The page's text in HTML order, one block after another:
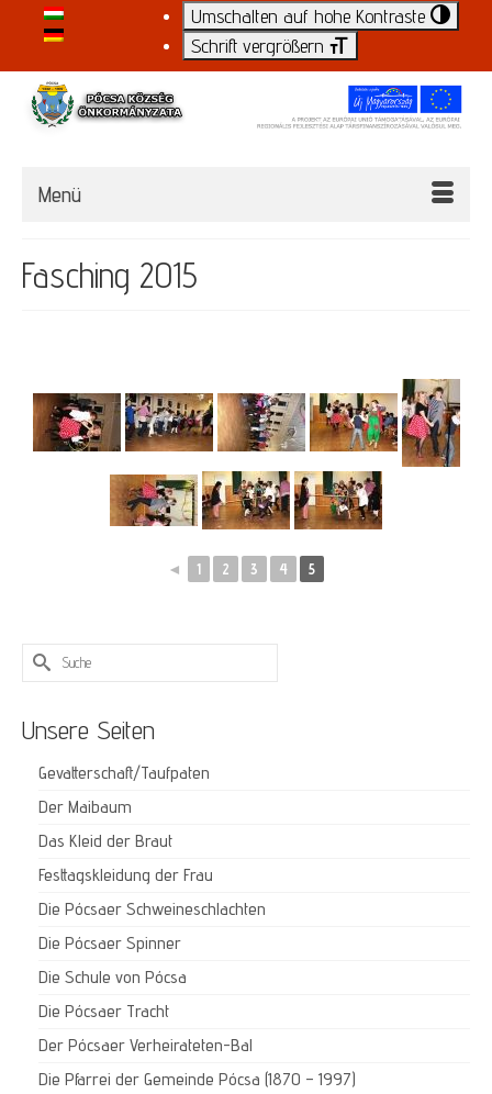
Umschalten auf hohe Kontraste
Schrift vergrößern
Menü
Fasching 2015
◄ 1 2 3 4 5
Suche
nach:
Unsere Seiten
Gevatterschaft/Taufpaten
Der Maibaum
Das Kleid der Braut
Festtagskleidung der Frau
Die Pócsaer Schweineschlachten
Die Pócsaer Spinner
Die Schule von Pócsa
Die Pócsaer Tracht
Der Pócsaer Verheirateten-Bal
Die Pfarrei der Gemeinde Pócsa (1870 – 1997)